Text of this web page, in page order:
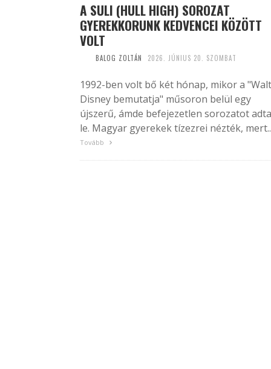
A SULI (HULL HIGH) SOROZAT
GYEREKKORUNK KEDVENCEI KÖZÖTT
VOLT
BALOG ZOLTÁN 2026. JÚNIUS 20. SZOMBAT
1992-ben volt bő két hónap, mikor a "Walt
Disney bemutatja" műsoron belül egy
újszerű, ámde befejezetlen sorozatot
le. Magyar gyerekek tízezrei nézték,
Tovább